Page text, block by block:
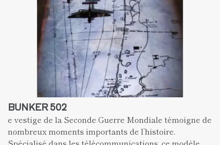
BUNKER 502
e vestige de la Seconde Guerre Mondiale témoigne de
nombreux moments importants de l’histoire.